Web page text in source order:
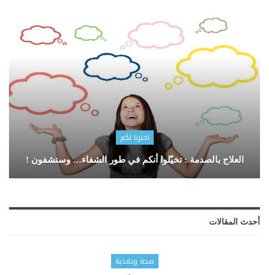
اخترنا لكم
العلاج بالصدمة : تخيّلوا أنكم في طور الشفاء… وستشفون !
أحدث المقالات
صحة وتغذية